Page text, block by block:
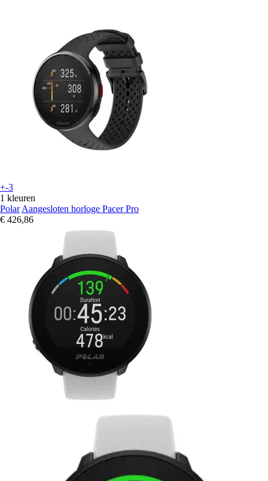
+-3
1 kleuren
Polar Aangesloten horloge Pacer Pro
€ 426,86